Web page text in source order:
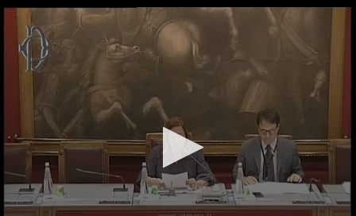
Vai al contenuto principale
WebTV Camera dei Deputati
Vai al menu di navigazione
Contenuto
Fine contenuto
Vai al contenuto principale Vai al menu di navigazione